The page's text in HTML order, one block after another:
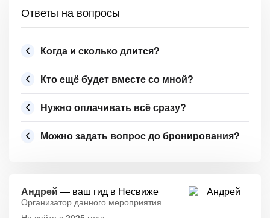
Ответы на вопросы
Когда и сколько длится?
Кто ещё будет вместе со мной?
Нужно оплачивать всё сразу?
Можно задать вопрос до бронирования?
Андрей — ваш гид в Несвиже
Организатор данного мероприятия